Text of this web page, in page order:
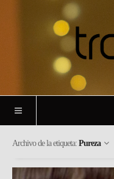
Archivo de la etiqueta: Pureza